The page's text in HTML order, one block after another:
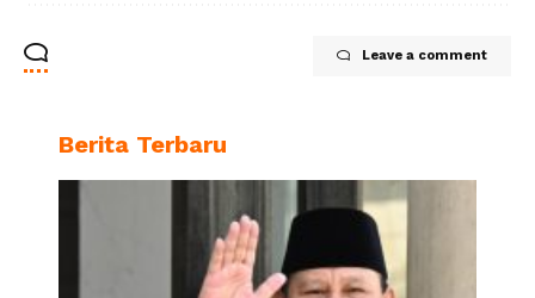
Leave a comment
Berita Terbaru